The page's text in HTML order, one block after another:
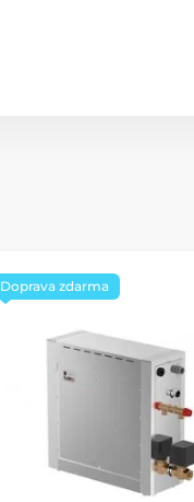
Doprava zdarma